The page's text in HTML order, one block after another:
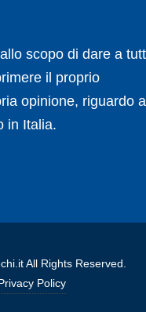
scopo di dare a
il proprio
opinione, riguardo
in Italia.
All Rights Reserved.
Policy